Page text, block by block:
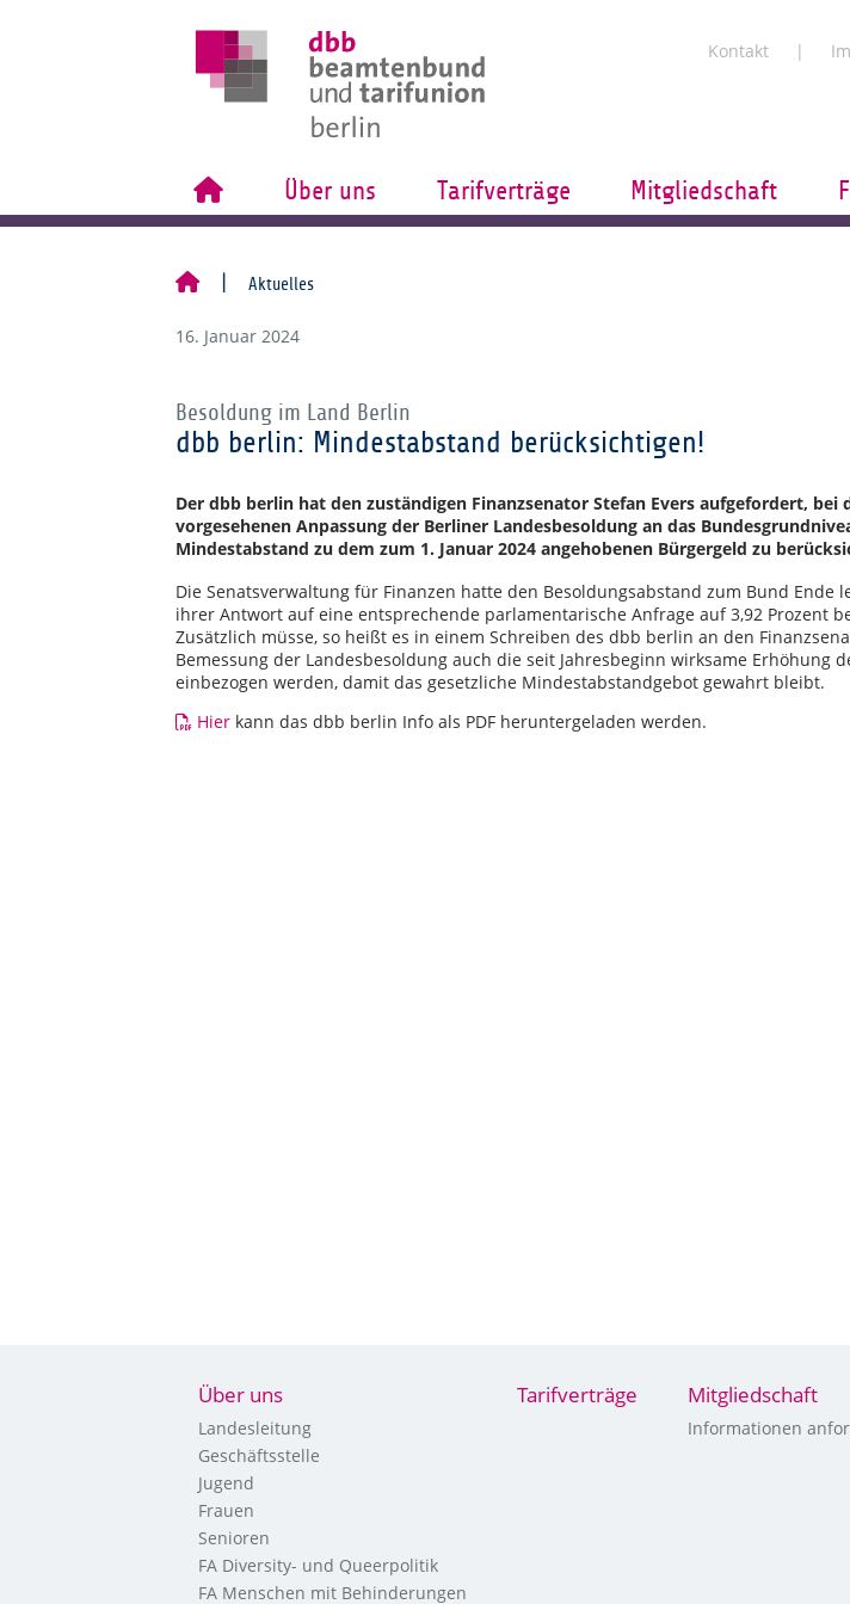
Kontakt
Über uns Tarifverträge Mitgliedschaft
Aktuelles
16. Januar 2024
Besoldung im Land Berlin
dbb berlin: Mindestabstand berücksichtigen!
Der dbb berlin hat den zuständigen Finanzsenator Stefan Evers aufgefordert, bei
vorgesehenen Anpassung der Berliner Landesbesoldung an das
Mindestabstand zu dem zum 1. Januar 2024 angehobenen Bürgergeld zu
Die Senatsverwaltung für Finanzen hatte den Besoldungsabstand zum Bund Ende
ihrer Antwort auf eine entsprechende parlamentarische Anfrage auf 3,92 Prozent
Zusätzlich müsse, so heißt es in einem Schreiben des dbb berlin an den
Bemessung der Landesbesoldung auch die seit Jahresbeginn wirksame Erhöhung
einbezogen werden, damit das gesetzliche Mindestabstandgebot gewahrt bleibt.
Hier kann das dbb berlin Info als PDF heruntergeladen werden.
Über uns
Landesleitung
Geschäftsstelle
Jugend
Frauen
Senioren
FA Diversity- und Queerpolitik
FA Menschen mit Behinderungen
Tarifverträge Mitgliedschaft
Informationen